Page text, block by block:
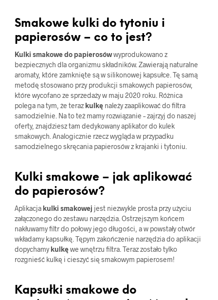
Smakowe kulki do tytoniu i
papierosów – co to jest?
Kulki smakowe do papierosówwyprodukowano z
bezpiecznych dla organizmu składników. Zawierają naturalne
aromaty, które zamknięte są w silikonowej kapsułce. Tę samą
metodę stosowano przy produkcji smakowych papierosów,
które wycofano ze sprzedaży w maju 2020 roku. Różnica
polega na tym, że teraz kulkę należy zaaplikować do filtra
samodzielnie. Na to też mamy rozwiązanie – zajrzyj do naszej
oferty, znajdziesz tam dedykowany aplikator do kulek
smakowych. Analogicznie rzecz wygląda w przypadku
samodzielnego skręcania papierosów z krajanki i tytoniu.
Kulki smakowe – jak aplikować
do papierosów?
Aplikacja kulki smakowej jest niezwykle prosta przy użyciu
załączonego do zestawu narzędzia. Ostrzejszym końcem
nakłuwamy filtr do połowy jego długości, a w powstały otwór
wkładamy kapsułkę. Tępym zakończenie narzędzia do aplikacji
dopychamy kulkęwe wnętrzu filtra. Teraz zostało tylko
rozgnieść kulkę i cieszyć się smakowym papierosem!
Kapsułki smakowe do